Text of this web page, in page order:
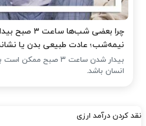
چرا بعضی
نیمه‌شب؛ عادت طبیعی بدن یا
بیدار شدن ساعت ۳ صبح
انسان باشد.
نقد کردن درآمد ارزی